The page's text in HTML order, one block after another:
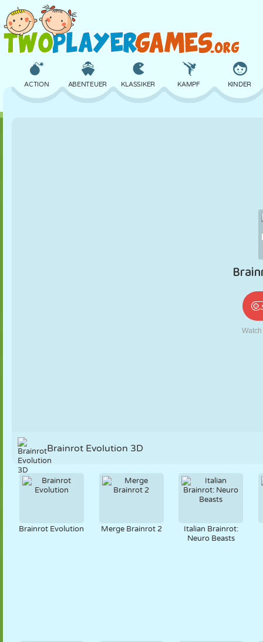
ACTION ABENTEUER KLASSIKER KAMPF KINDER
ROBOTER
Brainrot Evolution 3D
Brainrot Evolution Merge Brainrot 2
Italian Brainrot:
Neuro Beasts